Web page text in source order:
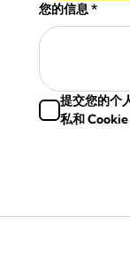
您的信息*
提交您的个
私和 Cookie